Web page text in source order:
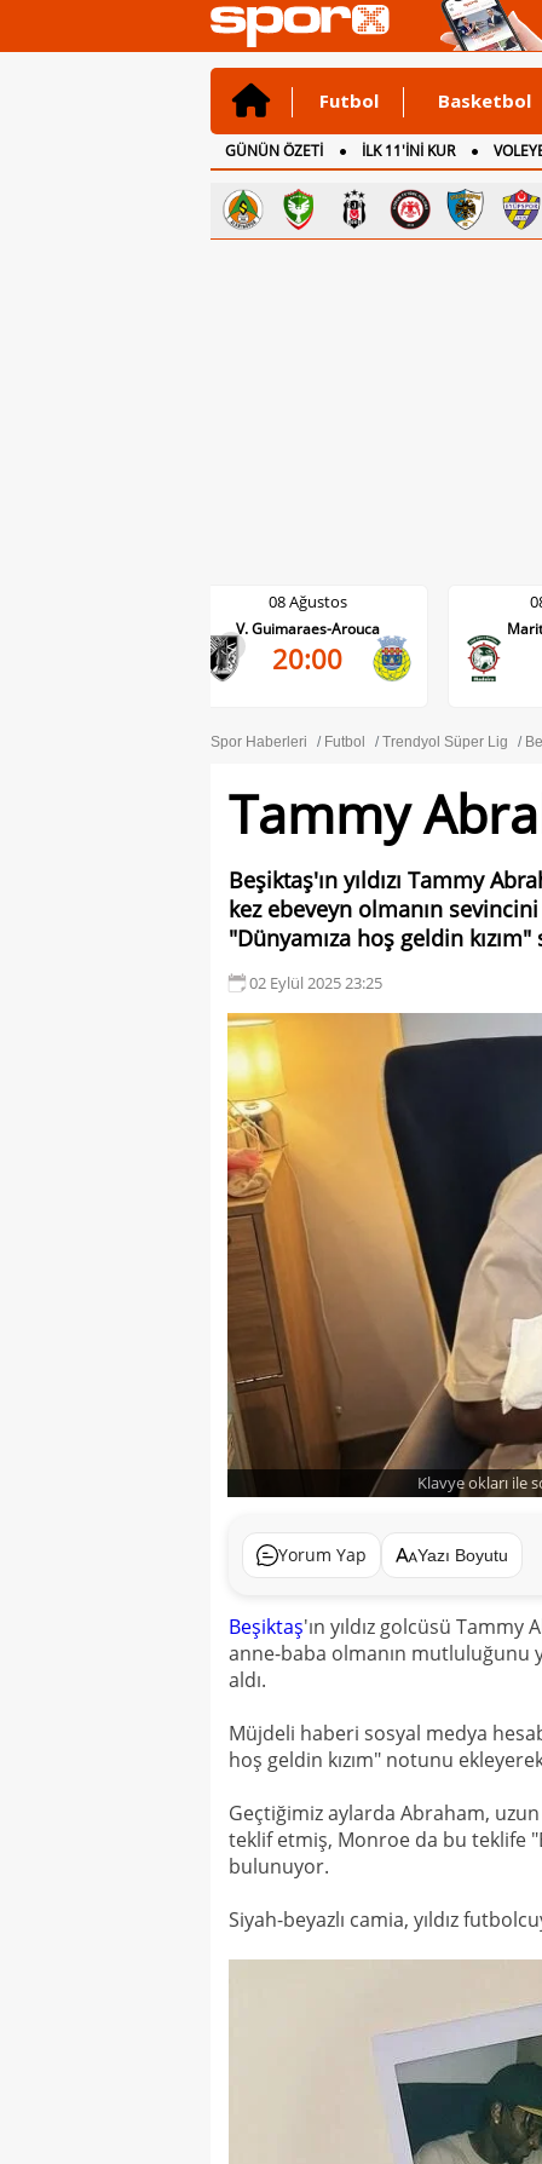
Futbol Basketbol
GÜNÜN ÖZETİ İLK 11'İNİ KUR
CANLI ANLATIM
İNGİLTERE
<
Maritimo-Casa Pia
0-0
45'
Spor Haberleri Futbol Trendyol Süper Lig
Tammy
Beşiktaş'ın yıldızı Tammy
kez ebeveyn olmanın
"Dünyamıza hoş geldin
02 Eylül 2025 23:25
Klavye okları ile
Yorum Yap Yazı Boyutu
Beşiktaş'ın yıldız golcüsü
anne-baba olmanın mutluluğunu
aldı.
Müjdeli haberi sosyal medya
hoş geldin kızım" notunu
Geçtiğimiz aylarda Abraham,
teklif etmiş, Monroe da bu teklife
bulunuyor.
Siyah-beyazlı camia, yıldız